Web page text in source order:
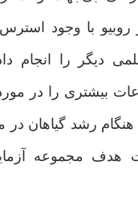
روبیو با وجود
دیگر را انجام
بیشتری را در مورد
هنگام رشد گیاهان در